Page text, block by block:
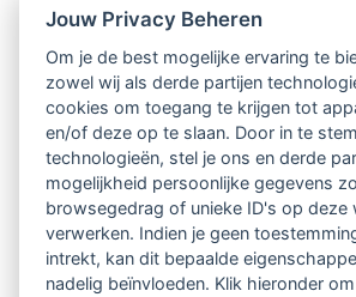
In het reglement staat dat er
geregistreerde supervisoren in
intervisiegroep moeten zitten.
of exclusief mijzelf?
Ik heb te weinig trajecten
gegeven, maar ik wil toch
herregistratie aanvragen. Is dit
Ik heb te weinig aan intervisie
me nu niet herregistreren?
Jouw Privacy Beheren
Om je de best mogelijke ervaring te
zowel wij als derde partijen
cookies om toegang te krijgen tot
en/of deze op te slaan. Door in te
technologieën, stel je ons en derde
mogelijkheid persoonlijke gegevens
browsegedrag of unieke ID's op deze
verwerken. Indien je geen
intrekt, kan dit bepaalde
nadelig beïnvloeden. Klik hieronder